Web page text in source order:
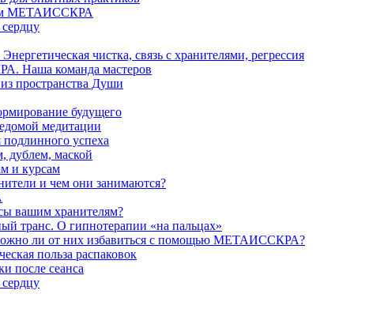
МЕТАИССКРА
чистка, связь с хранителями, регрессия
Наша команда мастеров
пространства Души
будущего
медитации
успеха
дублем, маской
и курсам
и чем они занимаются?
вашим хранителям?
транс. О гипнотерапии «на пальцах»
ли от них избавиться с помощью МЕТАИССКРА?
польза распаковок
после сеанса